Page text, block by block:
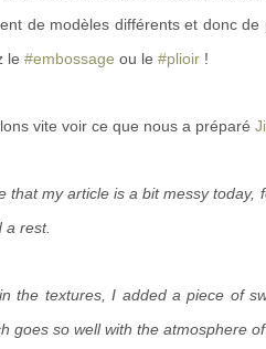
de modèles différents et donc
le #embossage ou le #plioir !
vite voir ce que nous a préparé
that my article is a bit messy
a rest.
the textures, I added a piece of
goes so well with the atmosphere of